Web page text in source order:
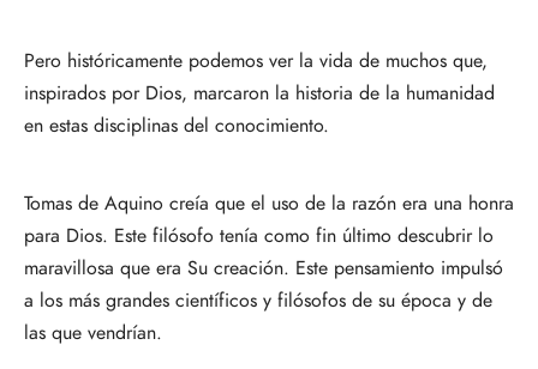
Pero históricamente podemos ver la vida de muchos que,
inspirados por Dios, marcaron la historia de la humanidad
en estas disciplinas del conocimiento.
Tomas de Aquino creía que el uso de la razón era una honra
para Dios. Este filósofo tenía como fin último descubrir lo
maravillosa que era Su creación. Este pensamiento impulsó
a los más grandes científicos y filósofos de su época y de
las que vendrían.